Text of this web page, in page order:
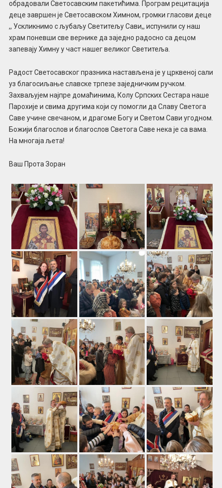
обрадовали Светосавским пакетићима. Програм рецитација
деце завршен је Светосавском Химном, громки гласови деце
,, Ускликнимо с љубаљу Светитељу Сави,, испунили су наш
храм поневши све вернике да заједно радосно са децом
запевају Химну у част нашег великог Светитеља.
Радост Светосавског празника настављена је у црквеној сали
уз благосиљање славске трпезе заједничким ручком.
Захваљујем најпре домаћинима, Колу Српских Сестара наше
Парохије и свима другима који су помогли да Славу Светога
Саве учине свечаном, и драгоме Богу и Светом Сави угодном.
Божији благослов и благослов Светога Саве нека је са вама.
На многаја љета!
Ваш Прота Зоран